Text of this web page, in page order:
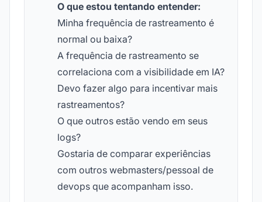
O que estou tentando entender:
Minha frequência de rastreamento é
normal ou baixa?
A frequência de rastreamento se
correlaciona com a visibilidade em IA?
Devo fazer algo para incentivar mais
rastreamentos?
O que outros estão vendo em seus
logs?
Gostaria de comparar experiências
com outros webmasters/pessoal de
devops que acompanham isso.